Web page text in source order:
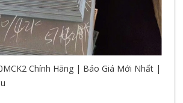
Chính Hãng | Báo Giá Mới Nhất |